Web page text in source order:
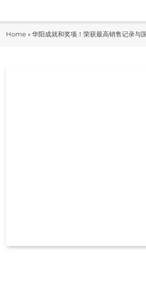
即
Home»华阳成就和奖项！荣获最高销售记录与